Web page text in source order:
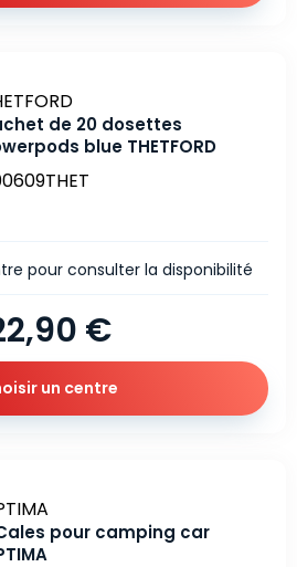
de 20 dosettes
blue THETFORD
€
pour consulter la disponibilité
un centre
pour camping car